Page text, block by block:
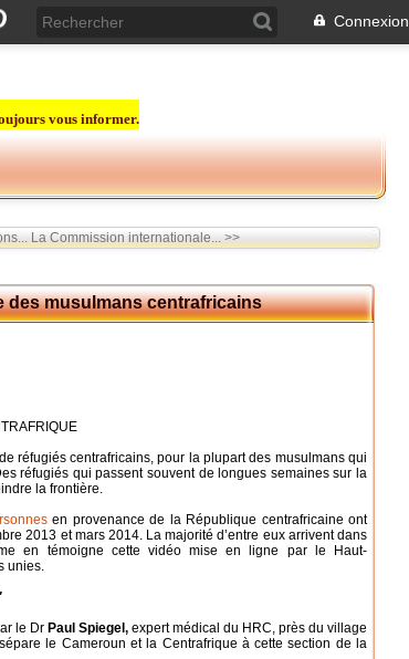
Connexion
vous informer.
La Commission internationale... >>
des musulmans centrafricains
réfugiés centrafricains, pour la plupart des musulmans qui
réfugiés qui passent souvent de longues semaines sur la
la frontière.
en provenance de la République centrafricaine ont
2013 et mars 2014. La majorité d’entre eux arrivent dans
en témoigne cette vidéo mise en ligne par le Haut-
unies.
le Dr Paul Spiegel, expert médical du HRC, près du village
le Cameroun et la Centrafrique à cette section de la